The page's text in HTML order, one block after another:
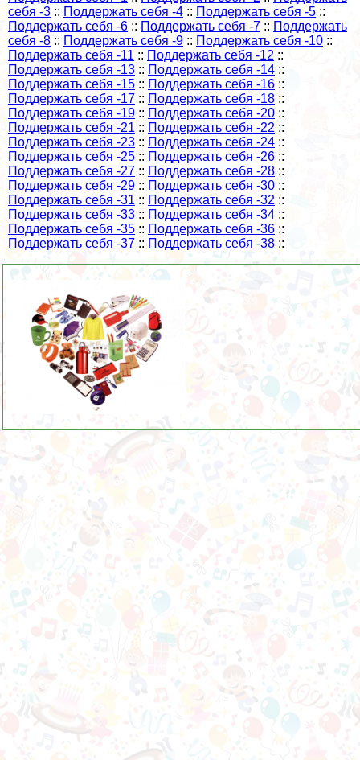
себя -3 :: Поддержать себя -4 :: Поддержать себя -5 ::
Поддержать себя -6 :: Поддержать себя -7 :: Поддержать
себя -8 :: Поддержать себя -9 :: Поддержать себя -10 ::
Поддержать себя -11 :: Поддержать себя -12 ::
Поддержать себя -13 :: Поддержать себя -14 ::
Поддержать себя -15 :: Поддержать себя -16 ::
Поддержать себя -17 :: Поддержать себя -18 ::
Поддержать себя -19 :: Поддержать себя -20 ::
Поддержать себя -21 :: Поддержать себя -22 ::
Поддержать себя -23 :: Поддержать себя -24 ::
Поддержать себя -25 :: Поддержать себя -26 ::
Поддержать себя -27 :: Поддержать себя -28 ::
Поддержать себя -29 :: Поддержать себя -30 ::
Поддержать себя -31 :: Поддержать себя -32 ::
Поддержать себя -33 :: Поддержать себя -34 ::
Поддержать себя -35 :: Поддержать себя -36 ::
Поддержать себя -37 :: Поддержать себя -38 ::